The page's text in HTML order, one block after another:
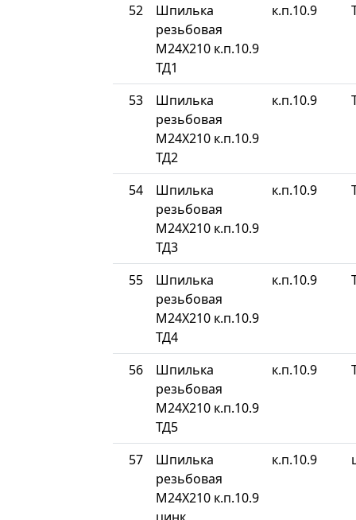
52
Шпилька
резьбовая
М24Х210 к.п.10.9
ТД1
к.п.10.9
53
Шпилька
резьбовая
М24Х210 к.п.10.9
ТД2
к.п.10.9
54
Шпилька
резьбовая
М24Х210 к.п.10.9
ТД3
к.п.10.9
55
Шпилька
резьбовая
М24Х210 к.п.10.9
ТД4
к.п.10.9
56
Шпилька
резьбовая
М24Х210 к.п.10.9
ТД5
к.п.10.9
57
Шпилька
резьбовая
М24Х210 к.п.10.9
к.п.10.9